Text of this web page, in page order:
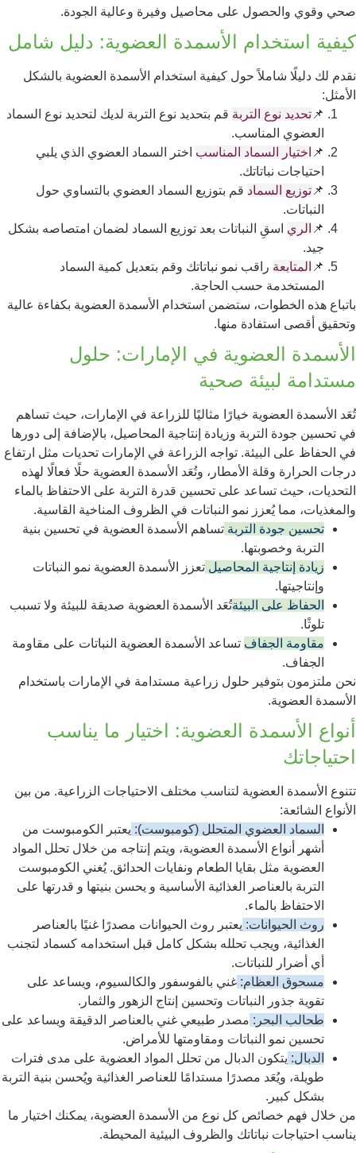
صحي وقوي والحصول على محاصيل وفيرة وعالية الجودة.
كيفية استخدام الأسمدة العضوية: دليل شامل
نقدم لك دليلًا شاملاً حول كيفية استخدام الأسمدة العضوية بالشكل
الأمثل:
📌 تحديد نوع التربة قم بتحديد نوع التربة لديك لتحديد نوع السماد
العضوي المناسب.
📌 اختيار السماد المناسب اختر السماد العضوي الذي يلبي
احتياجات نباتاتك.
📌 توزيع السماد قم بتوزيع السماد العضوي بالتساوي حول
النباتات.
📌 الري اسقِ النباتات بعد توزيع السماد لضمان امتصاصه بشكل
جيد.
📌 المتابعة راقب نمو نباتاتك وقم بتعديل كمية السماد
المستخدمة حسب الحاجة.
باتباع هذه الخطوات، ستضمن استخدام الأسمدة العضوية بكفاءة عالية
وتحقيق أقصى استفادة منها.
الأسمدة العضوية في الإمارات: حلول
مستدامة لبيئة صحية
تُعَد الأسمدة العضوية خيارًا مثاليًا للزراعة في الإمارات، حيث تساهم
في تحسين جودة التربة وزيادة إنتاجية المحاصيل، بالإضافة إلى دورها
في الحفاظ على البيئة. تواجه الزراعة في الإمارات تحديات مثل ارتفاع
درجات الحرارة وقلة الأمطار، وتُعَد الأسمدة العضوية حلًا فعالًا لهذه
التحديات، حيث تساعد على تحسين قدرة التربة على الاحتفاظ بالماء
والمغذيات، مما يُعزز نمو النباتات في الظروف المناخية القاسية.
تحسين جودة التربة تساهم الأسمدة العضوية في تحسين بنية
التربة وخصوبتها.
زيادة إنتاجية المحاصيل تعزز الأسمدة العضوية نمو النباتات
وإنتاجيتها.
الحفاظ على البيئةتُعَد الأسمدة العضوية صديقة للبيئة ولا تسبب
تلوثًا.
مقاومة الجفاف تساعد الأسمدة العضوية النباتات على مقاومة
الجفاف.
نحن ملتزمون بتوفير حلول زراعية مستدامة في الإمارات باستخدام
الأسمدة العضوية.
أنواع الأسمدة العضوية: اختيار ما يناسب
احتياجاتك
تتنوع الأسمدة العضوية لتناسب مختلف الاحتياجات الزراعية. من بين
الأنواع الشائعة:
السماد العضوي المتحلل (كومبوست): يعتبر الكومبوست من
أشهر أنواع الأسمدة العضوية، ويتم إنتاجه من خلال تحلل المواد
العضوية مثل بقايا الطعام ونفايات الحدائق. يُغني الكومبوست
التربة بالعناصر الغذائية الأساسية و يحسن بنيتها و قدرتها على
الاحتفاظ بالماء.
روث الحيوانات: يعتبر روث الحيوانات مصدرًا غنيًا بالعناصر
الغذائية، ويجب تحلله بشكل كامل قبل استخدامه كسماد لتجنب
أي أضرار للنباتات.
مسحوق العظام: غني بالفوسفور والكالسيوم، ويساعد على
تقوية جذور النباتات وتحسين إنتاج الزهور والثمار.
طحالب البحر: مصدر طبيعي غني بالعناصر الدقيقة ويساعد على
تحسين نمو النباتات ومقاومتها للأمراض.
الدبال: يتكون الدبال من تحلل المواد العضوية على مدى فترات
طويلة، ويُعَد مصدرًا مستدامًا للعناصر الغذائية ويُحسن بنية التربة
بشكل كبير.
من خلال فهم خصائص كل نوع من الأسمدة العضوية، يمكنك اختيار ما
يناسب احتياجات نباتاتك والظروف البيئية المحيطة.